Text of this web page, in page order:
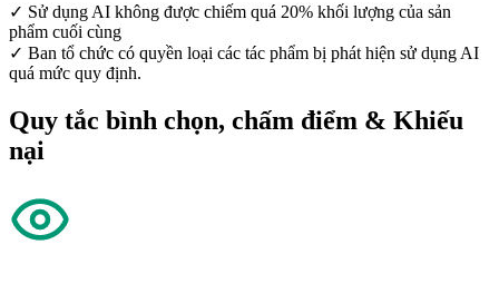
✓ Sử dụng AI không được chiếm quá 20% khối lượng của sản
phẩm cuối cùng
✓ Ban tổ chức có quyền loại các tác phẩm bị phát hiện sử dụng AI
quá mức quy định.
Quy tắc bình chọn, chấm điểm & Khiếu
nại